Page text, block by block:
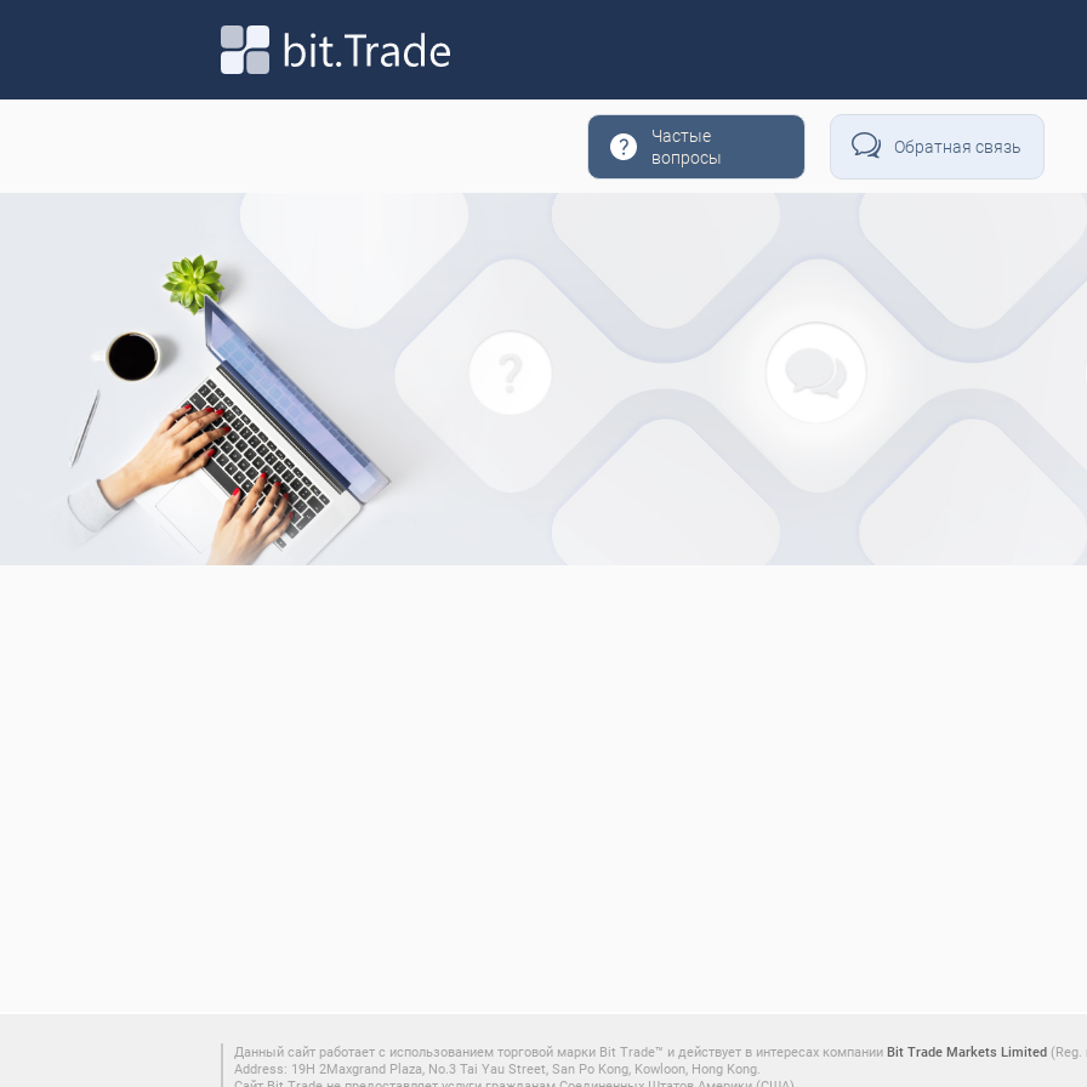
Частые
вопросы
Обратная связь
Данный сайт работает с использованием торговой марки Bit Trade™ и действует в интересах компании Bit Trade Markets Limited (Reg.
Address: 19H 2Maxgrand Plaza, No.3 Tai Yau Street, San Po Kong, Kowloon, Hong Kong.